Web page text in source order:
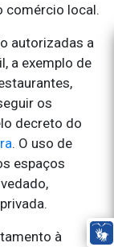
comércio local.
autorizadas a
a exemplo de
os
decreto do
. O uso de
espaços
à